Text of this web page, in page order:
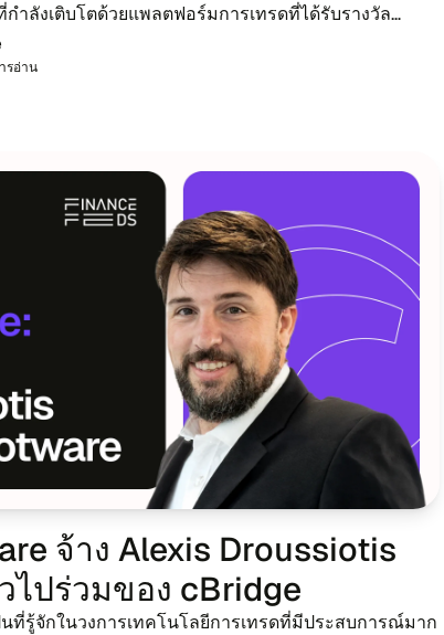
ลัง​เติบ​โตด้วย​แพลต​ฟอร์​ม​การ​เทร​ด​ที่​ได้รับ​ราง​วัล
รอ่าน
จ้าง Alexis Droussiotis
ไปร่วม​ของ cBridge
น​ที่​รู้​จัก​ในวง​การ​เทค​โน​โลยี​การ​เทร​ด​ที่มี​ประ​สบ​การณ์​มาก​